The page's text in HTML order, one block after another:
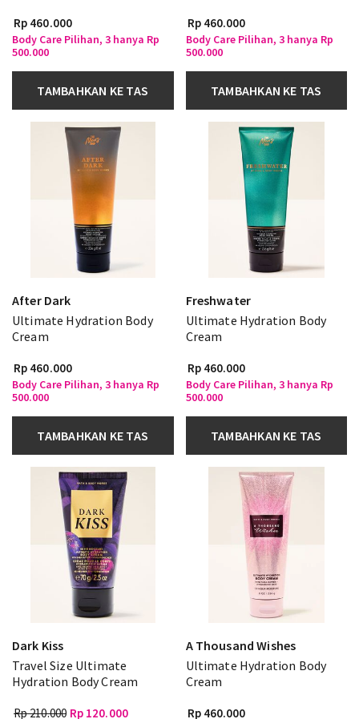
Rp 460.000
Body Care Pilihan, 3 hanya Rp
500.000
TAMBAHKAN KE TAS
Rp 460.000
Body Care Pilihan, 3 hanya Rp
500.000
TAMBAHKAN KE TAS
After Dark
Ultimate Hydration Body
Cream
Rp 460.000
Body Care Pilihan, 3 hanya Rp
500.000
TAMBAHKAN KE TAS
Freshwater
Ultimate Hydration Body
Cream
Rp 460.000
Body Care Pilihan, 3 hanya Rp
500.000
TAMBAHKAN KE TAS
Dark Kiss
Travel Size Ultimate
Hydration Body Cream
Rp 210.000 Rp 120.000
A Thousand Wishes
Ultimate Hydration Body
Cream
Rp 460.000